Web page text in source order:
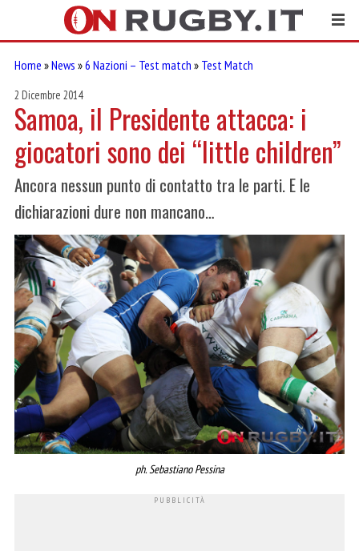
Home »News »6 Nazioni – Test match » Test Match
2 Dicembre 2014
Samoa, il Presidente attacca: i
giocatori sono dei “little children”
Ancora nessun punto di contatto tra le parti. E le
dichiarazioni dure non mancano…
ph. Sebastiano Pessina